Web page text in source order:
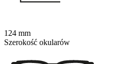
124 mm
Szerokość okularów